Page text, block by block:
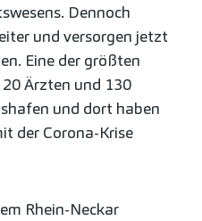
Dennoch
und versorgen jetzt
Eine der größten
Ärzten und 130
und dort haben
der Corona-Krise
Rhein-Neckar